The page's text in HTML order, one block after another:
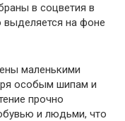
в соцветия в
выделяется на фоне
маленькими
особым шипам и
прочно
и людьми, что